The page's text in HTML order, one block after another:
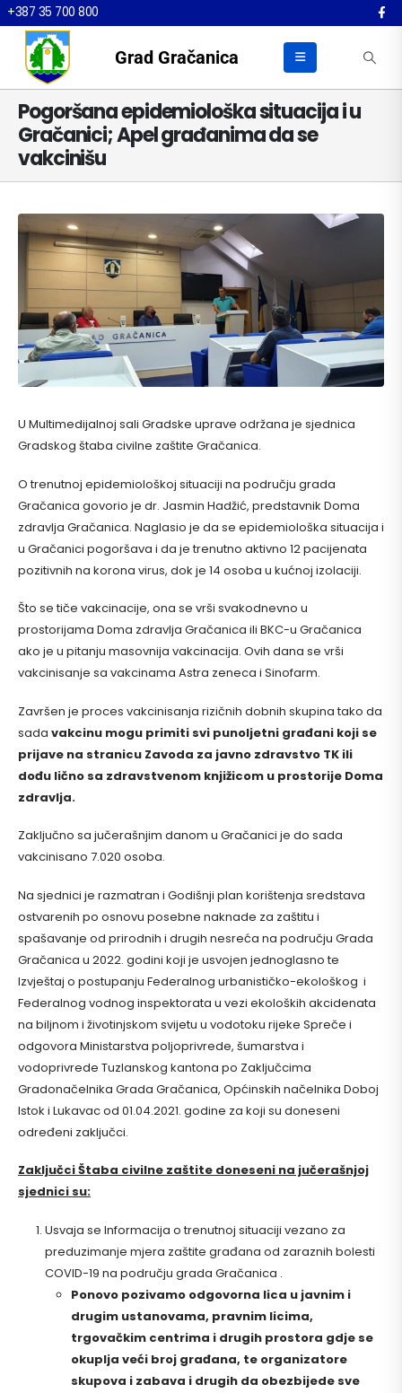
+387 35 700 800
Grad Gračanica
Pogoršana epidemiološka situacija i u
Gračanici; Apel građanima da se
vakcinišu
U Multimedijalnoj sali Gradske uprave održana je sjednica
Gradskog štaba civilne zaštite Gračanica.
O trenutnoj epidemiološkoj situaciji na području grada
Gračanica govorio je dr. Jasmin Hadžić, predstavnik Doma
zdravlja Gračanica. Naglasio je da se epidemiološka situacija i
u Gračanici pogoršava i da je trenutno aktivno 12 pacijenata
pozitivnih na korona virus, dok je 14 osoba u kućnoj izolaciji.
Što se tiče vakcinacije, ona se vrši svakodnevno u
prostorijama Doma zdravlja Gračanica ili BKC-u Gračanica
ako je u pitanju masovnija vakcinacija. Ovih dana se vrši
vakcinisanje sa vakcinama Astra zeneca i Sinofarm.
Završen je proces vakcinisanja rizičnih dobnih skupina tako da
sada vakcinu mogu primiti svi punoljetni građani koji se
prijave na stranicu Zavoda za javno zdravstvo TK ili
dođu lično sa zdravstvenom knjižicom u prostorije Doma
zdravlja.
Zaključno sa jučerašnjim danom u Gračanici je do sada
vakcinisano 7.020 osoba.
Na sjednici je razmatran i Godišnji plan korištenja sredstava
ostvarenih po osnovu posebne naknade za zaštitu i
spašavanje od prirodnih i drugih nesreća na području Grada
Gračanica u 2022. godini koji je usvojen jednoglasno te
Izvještaj o postupanju Federalnog urbanističko-ekološkog i
Federalnog vodnog inspektorata u vezi ekoloških akcidenata
na biljnom i životinjskom svijetu u vodotoku rijeke Spreče i
odgovora Ministarstva poljoprivrede, šumarstva i
vodoprivrede Tuzlanskog kantona po Zaključcima
Gradonačelnika Grada Gračanica, Općinskih načelnika Doboj
Istok i Lukavac od 01.04.2021. godine za koji su doneseni
određeni zaključci.
Zaključci Štaba civilne zaštite doneseni na jučerašnjoj
sjednici su:
Usvaja se Informacija o trenutnoj situaciji vezano za
preduzimanje mjera zaštite građana od zaraznih bolesti
COVID-19 na području grada Gračanica .
Ponovo pozivamo odgovorna lica u javnim i
drugim ustanovama, pravnim licima,
trgovačkim centrima i drugih prostora gdje se
okuplja veći broj građana, te organizatore
skupova i zabava i drugih da obezbijede sve